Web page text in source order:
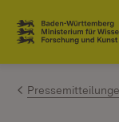
Zum Inhalt
Link zur